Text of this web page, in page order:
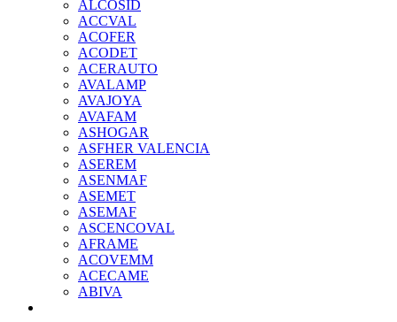
ALCOSID
ACCVAL
ACOFER
ACODET
ACERAUTO
AVALAMP
AVAJOYA
AVAFAM
ASHOGAR
ASFHER VALENCIA
ASEREM
ASENMAF
ASEMET
ASEMAF
ASCENCOVAL
AFRAME
ACOVEMM
ACECAME
ABIVA